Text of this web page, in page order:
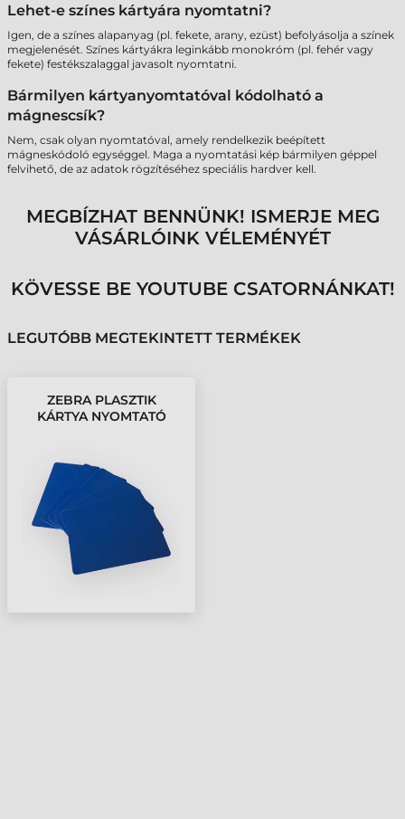
Lehet-e színes kártyára nyomtatni?
Igen, de a színes alapanyag (pl. fekete, arany, ezüst) befolyásolja a színek
megjelenését. Színes kártyákra leginkább monokróm (pl. fehér vagy
fekete) festékszalaggal javasolt nyomtatni.
Bármilyen kártyanyomtatóval kódolható a
mágnescsík?
Nem, csak olyan nyomtatóval, amely rendelkezik beépített
mágneskódoló egységgel. Maga a nyomtatási kép bármilyen géppel
felvihető, de az adatok rögzítéséhez speciális hardver kell.
MEGBÍZHAT BENNÜNK! ISMERJE MEG
VÁSÁRLÓINK VÉLEMÉNYÉT
KÖVESSE BE YOUTUBE CSATORNÁNKAT!
LEGUTÓBB MEGTEKINTETT TERMÉKEK
ZEBRA PLASZTIK
KÁRTYA NYOMTATÓ